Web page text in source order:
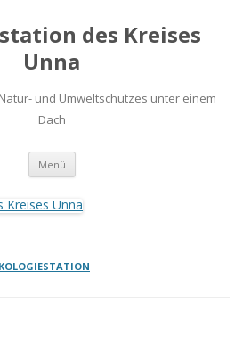
des Kreises
Unna
und Umweltschutzes unter einem
Dach
Menü Zum
springen